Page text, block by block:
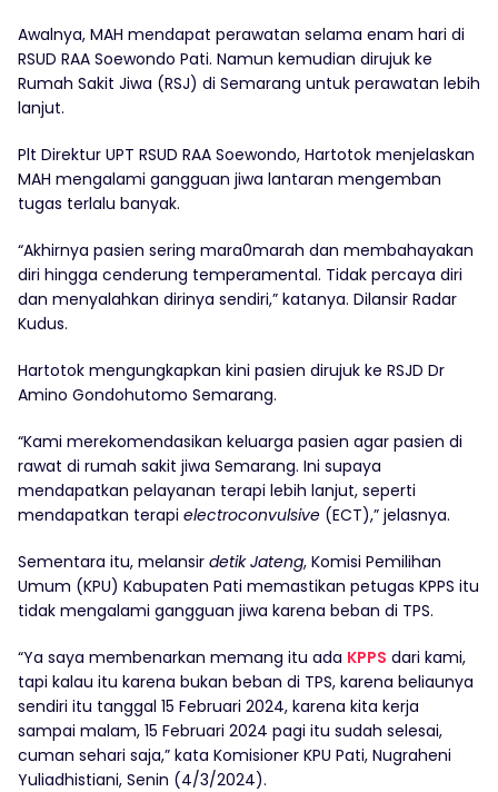
Awalnya, MAH mendapat perawatan selama enam hari di
RSUD RAA Soewondo Pati. Namun kemudian dirujuk ke
Rumah Sakit Jiwa (RSJ) di Semarang untuk perawatan lebih
lanjut.
Plt Direktur UPT RSUD RAA Soewondo, Hartotok menjelaskan
MAH mengalami gangguan jiwa lantaran mengemban
tugas terlalu banyak.
“Akhirnya pasien sering mara0marah dan membahayakan
diri hingga cenderung temperamental. Tidak percaya diri
dan menyalahkan dirinya sendiri,” katanya. Dilansir Radar
Kudus.
Hartotok mengungkapkan kini pasien dirujuk ke RSJD Dr
Amino Gondohutomo Semarang.
“Kami merekomendasikan keluarga pasien agar pasien di
rawat di rumah sakit jiwa Semarang. Ini supaya
mendapatkan pelayanan terapi lebih lanjut, seperti
mendapatkan terapi electroconvulsive (ECT),” jelasnya.
Sementara itu, melansir detik Jateng, Komisi Pemilihan
Umum (KPU) Kabupaten Pati memastikan petugas KPPS itu
tidak mengalami gangguan jiwa karena beban di TPS.
“Ya saya membenarkan memang itu ada KPPS dari kami,
tapi kalau itu karena bukan beban di TPS, karena beliaunya
sendiri itu tanggal 15 Februari 2024, karena kita kerja
sampai malam, 15 Februari 2024 pagi itu sudah selesai,
cuman sehari saja,” kata Komisioner KPU Pati, Nugraheni
Yuliadhistiani, Senin (4/3/2024).